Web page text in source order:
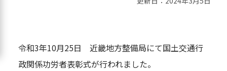
令和3年10月25日 近畿地方整備局にて国土交通行
政関係功労者表彰式が行われました。